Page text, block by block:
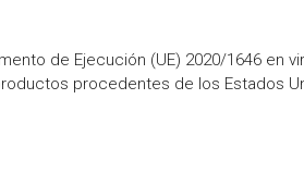
de Ejecución (UE) 2020/1646 en
procedentes de los Estados